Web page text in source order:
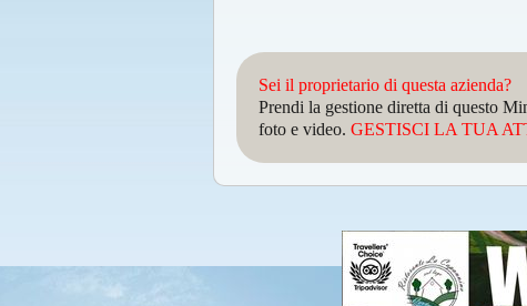
Sei il proprietario di questa azienda?
Prendi la gestione diretta di questo
foto e video. GESTISCI LA TUA